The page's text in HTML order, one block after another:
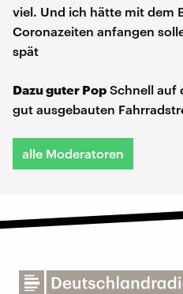
viel. Und ich hätte mit dem
Coronazeiten anfangen
spät
Dazu guter Pop Schnell auf
gut ausgebauten
alle Moderatoren